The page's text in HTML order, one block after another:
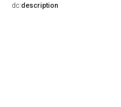
dc:description